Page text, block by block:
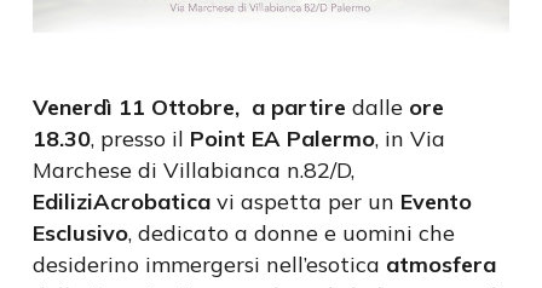
Venerdì 11 Ottobre, a partire dalle ore
18.30, presso il Point EA Palermo, in Via
Marchese di Villabianca n.82/D,
EdiliziAcrobaticavi aspetta per un Evento
Esclusivo, dedicato a donne e uomini che
desiderino immergersi nell’esotica atmosfera